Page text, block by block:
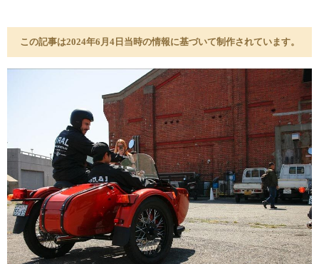
この記事は2024年6月4日当時の情報に基づいて制作されています。